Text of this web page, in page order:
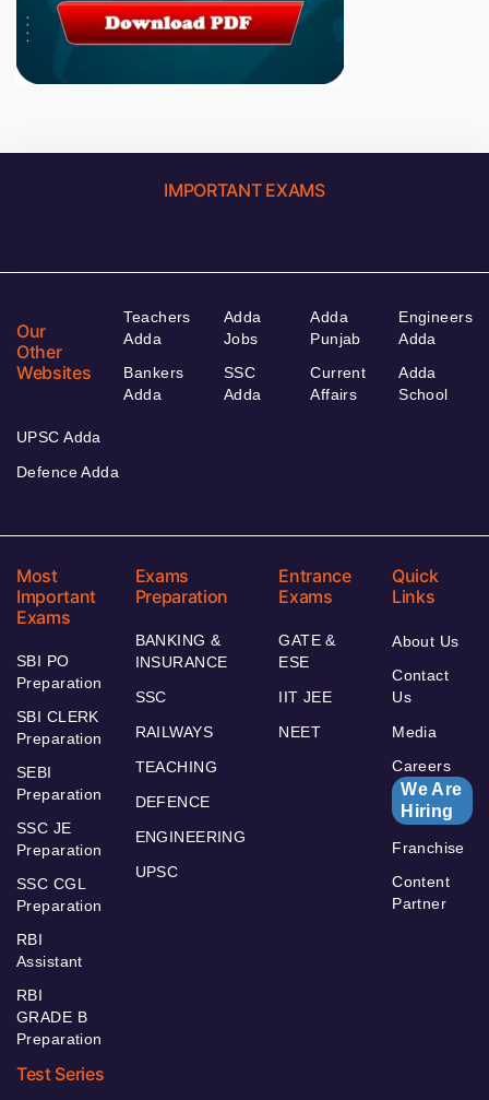
IMPORTANT EXAMS
Our
Other
Websites
Teachers
Adda
Bankers
Adda
Adda
Jobs
SSC
Adda
Adda
Punjab
Current
Affairs
Engineers
Adda
Adda
School
UPSC Adda
Defence Adda
Most
Important
Exams
SBI PO
Preparation
SBI CLERK
Preparation
SEBI
Preparation
SSC JE
Preparation
SSC CGL
Preparation
RBI
Assistant
RBI
GRADE B
Preparation
Exams
Preparation
BANKING &
INSURANCE
SSC
RAILWAYS
TEACHING
DEFENCE
ENGINEERING
UPSC
Entrance
Exams
GATE &
ESE
IIT JEE
NEET
Quick
Links
About Us
Contact
Us
Media
Careers
We Are
Hiring
Franchise
Content
Partner
Test Series